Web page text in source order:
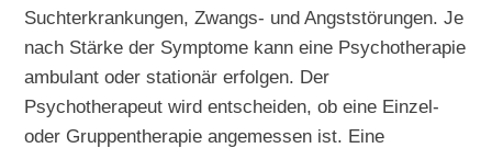
Suchterkrankungen, Zwangs- und Angststörungen. Je
nach Stärke der Symptome kann eine Psychotherapie
ambulant oder stationär erfolgen. Der
Psychotherapeut wird entscheiden, ob eine Einzel-
oder Gruppentherapie angemessen ist. Eine